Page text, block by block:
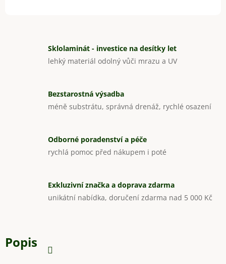
Sklolaminát - investice na desítky let
lehký materiál odolný vůči mrazu a UV
Bezstarostná výsadba
méně substrátu, správná drenáž, rychlé osazení
Odborné poradenství a péče
rychlá pomoc před nákupem i poté
Exkluzivní značka a doprava zdarma
unikátní nabídka, doručení zdarma nad 5 000 Kč
Popis